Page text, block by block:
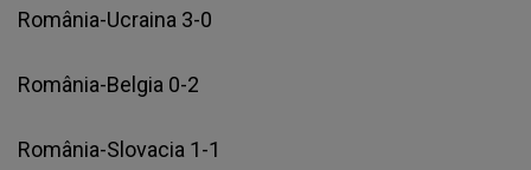
România-Ucraina 3-0
România-Belgia 0-2
România-Slovacia 1-1